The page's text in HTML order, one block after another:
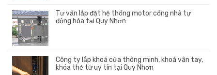
Tư vấn lắp đặt hệ thống motor cổng nhà tự
động hóa tại Quy Nhơn
Công ty lắp khoá cửa thông minh, khoá vân tay,
khóa thẻ từ uy tín tại Quy Nhơn